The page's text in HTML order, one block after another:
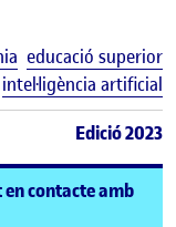
educació superior
intel·ligència artificial
Edició 2023
contacte amb